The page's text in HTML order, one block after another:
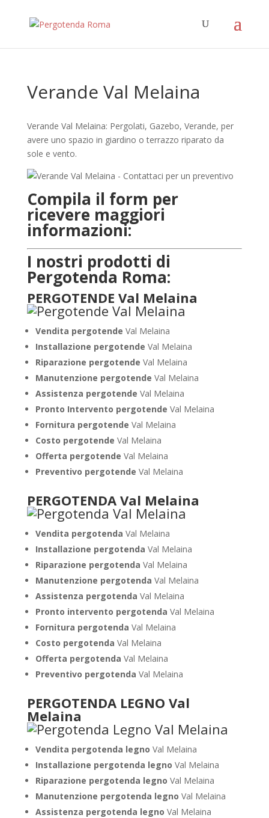
Verande Val Melaina
Verande Val Melaina: Pergolati, Gazebo, Verande, per
avere uno spazio in giardino o terrazzo riparato da
sole e vento.
Compila il form per
ricevere maggiori
informazioni:
I nostri prodotti di
Pergotenda Roma:
PERGOTENDE Val Melaina
Vendita pergotende Val Melaina
Installazione pergotende Val Melaina
Riparazione pergotende Val Melaina
Manutenzione pergotende Val Melaina
Assistenza pergotende Val Melaina
Pronto Intervento pergotende Val Melaina
Fornitura pergotende Val Melaina
Costo pergotende Val Melaina
Offerta pergotende Val Melaina
Preventivo pergotende Val Melaina
PERGOTENDA Val Melaina
Vendita pergotenda Val Melaina
Installazione pergotenda Val Melaina
Riparazione pergotenda Val Melaina
Manutenzione pergotenda Val Melaina
Assistenza pergotenda Val Melaina
Pronto intervento pergotenda Val Melaina
Fornitura pergotenda Val Melaina
Costo pergotenda Val Melaina
Offerta pergotenda Val Melaina
Preventivo pergotenda Val Melaina
PERGOTENDA LEGNO Val
Melaina
Vendita pergotenda legno Val Melaina
Installazione pergotenda legno Val Melaina
Riparazione pergotenda legno Val Melaina
Manutenzione pergotenda legno Val Melaina
Assistenza pergotenda legno Val Melaina